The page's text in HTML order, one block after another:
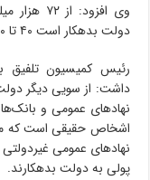
و‌ی
دولت بدهکار است ۴۰ تا ۵۰ هزار میلیارد تومان سهم شهرداری‌ها است.
پولی به دولت بدهکارند.